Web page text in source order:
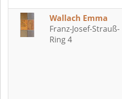
Wallach Emma
Franz-Josef-Strauß-
Ring 4